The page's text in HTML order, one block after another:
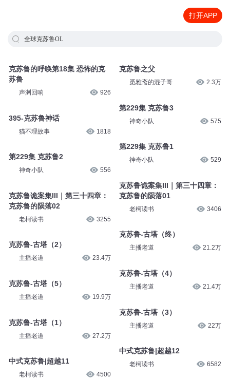
打开APP
全球克苏鲁OL
克苏鲁的呼唤第18集 恐怖的克
苏鲁
声渊回响 926
395-克苏鲁神话
猫不理故事 1818
第229集 克苏鲁2
神奇小队 556
克苏鲁诡案集III｜第三十四章：
克苏鲁的陨落02
老柯读书 3255
克苏鲁-古塔（2）
主播老道 23.4万
克苏鲁-古塔（5）
主播老道 19.9万
克苏鲁-古塔（1）
主播老道 27.2万
中式克苏鲁|超越11
老柯读书 4500
克苏鲁之父
觅雅斋的混子哥 2.3万
第229集 克苏鲁3
神奇小队 575
第229集 克苏鲁1
神奇小队 529
克苏鲁诡案集III｜第三十四章：
克苏鲁的陨落01
老柯读书 3406
克苏鲁-古塔（终）
主播老道 21.2万
克苏鲁-古塔（4）
主播老道 21.4万
克苏鲁-古塔（3）
主播老道 22万
中式克苏鲁|超越12
老柯读书 6582